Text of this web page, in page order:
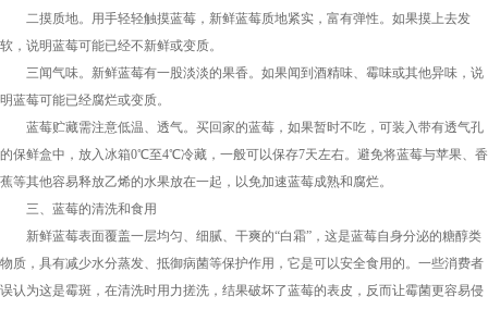
二摸质地。用手轻轻触摸蓝莓，新鲜蓝莓质地紧实，富有弹性。如果摸上去发
软，说明蓝莓可能已经不新鲜或变质。
三闻气味。新鲜蓝莓有一股淡淡的果香。如果闻到酒精味、霉味或其他异味，说
明蓝莓可能已经腐烂或变质。
蓝莓贮藏需注意低温、透气。买回家的蓝莓，如果暂时不吃，可装入带有透气孔
的保鲜盒中，放入冰箱0℃至4℃冷藏，一般可以保存7天左右。避免将蓝莓与苹果、香
蕉等其他容易释放乙烯的水果放在一起，以免加速蓝莓成熟和腐烂。
三、蓝莓的清洗和食用
新鲜蓝莓表面覆盖一层均匀、细腻、干爽的“白霜”，这是蓝莓自身分泌的糖醇类
物质，具有减少水分蒸发、抵御病菌等保护作用，它是可以安全食用的。一些消费者
误认为这是霉斑，在清洗时用力搓洗，结果破坏了蓝莓的表皮，反而让霉菌更容易侵